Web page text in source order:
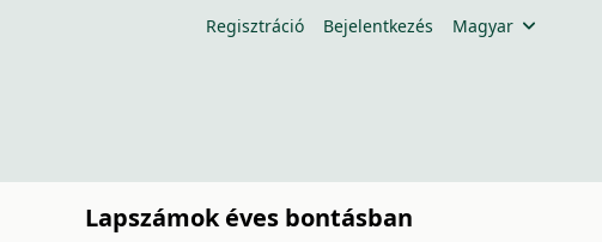
Regisztráció Bejelentkezés Magyar
Lapszámok éves bontásban